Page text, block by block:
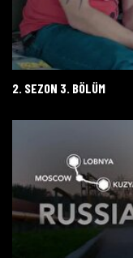
2. SEZON 3. BÖLÜM